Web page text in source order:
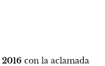
2016 con la aclamada